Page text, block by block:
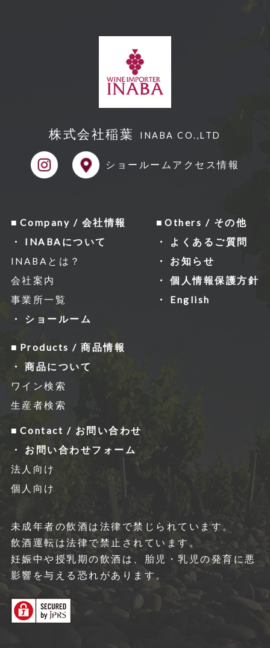
株式会社稲葉 INABA CO.,LTD
ショールーム アクセス情報
未成年者の飲酒は法律で禁じられています。
飲酒運転は法律で禁⽌されています。
妊娠中や授乳期の飲酒は、胎児・乳児の発育に悪
影響を与える恐れがあります。
Company / 会社情報
INABAについて
INABAとは？
会社案内
事業所一覧
ショールーム
Products / 商品情報
商品について
ワイン検索
生産者検索
Others / その他
よくあるご質問
お知らせ
個人情報保護方針
English
Contact / お問い合わせ
お問い合わせフォーム
法人向け
個人向け